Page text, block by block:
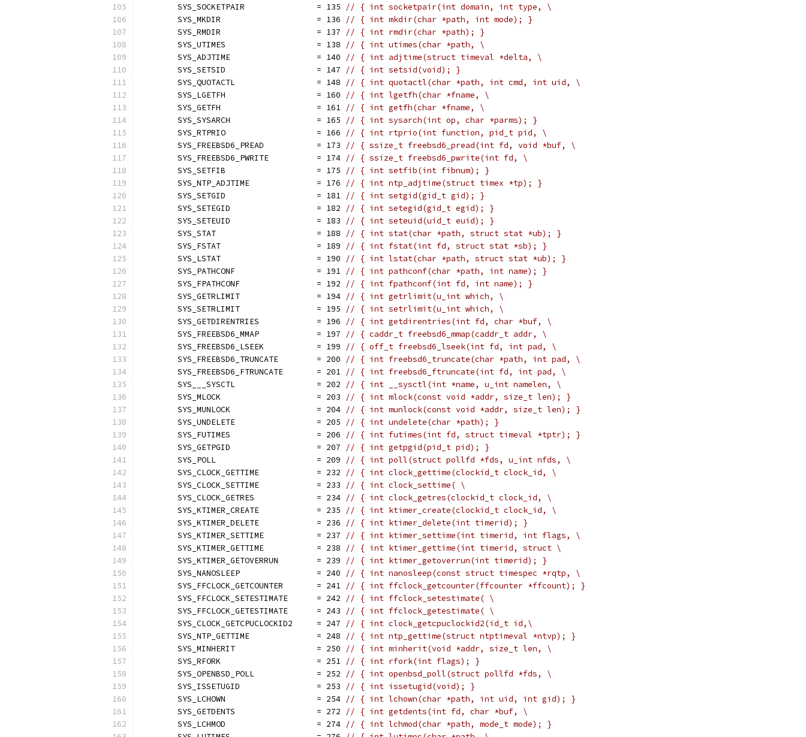
	SYS_SOCKETPAIR               = 135
// { int socketpair(int domain, int type, \
	SYS_MKDIR                    = 136
// { int mkdir(char *path, int mode); }
	SYS_RMDIR                    = 137
// { int rmdir(char *path); }
	SYS_UTIMES                   = 138
// { int utimes(char *path, \
	SYS_ADJTIME                  = 140
// { int adjtime(struct timeval *delta, \
	SYS_SETSID                   = 147
// { int setsid(void); }
	SYS_QUOTACTL                 = 148
// { int quotactl(char *path, int cmd, int uid, \
	SYS_LGETFH                   = 160
// { int lgetfh(char *fname, \
	SYS_GETFH                    = 161
// { int getfh(char *fname, \
	SYS_SYSARCH                  = 165
// { int sysarch(int op, char *parms); }
	SYS_RTPRIO                   = 166
// { int rtprio(int function, pid_t pid, \
	SYS_FREEBSD6_PREAD           = 173
// { ssize_t freebsd6_pread(int fd, void *buf, \
	SYS_FREEBSD6_PWRITE          = 174
// { ssize_t freebsd6_pwrite(int fd, \
	SYS_SETFIB                   = 175
// { int setfib(int fibnum); }
	SYS_NTP_ADJTIME              = 176
// { int ntp_adjtime(struct timex *tp); }
	SYS_SETGID                   = 181
// { int setgid(gid_t gid); }
	SYS_SETEGID                  = 182
// { int setegid(gid_t egid); }
	SYS_SETEUID                  = 183
// { int seteuid(uid_t euid); }
	SYS_STAT                     = 188
// { int stat(char *path, struct stat *ub); }
	SYS_FSTAT                    = 189
// { int fstat(int fd, struct stat *sb); }
	SYS_LSTAT                    = 190
// { int lstat(char *path, struct stat *ub); }
	SYS_PATHCONF                 = 191
// { int pathconf(char *path, int name); }
	SYS_FPATHCONF                = 192
// { int fpathconf(int fd, int name); }
	SYS_GETRLIMIT                = 194
// { int getrlimit(u_int which, \
	SYS_SETRLIMIT                = 195
// { int setrlimit(u_int which, \
	SYS_GETDIRENTRIES            = 196
// { int getdirentries(int fd, char *buf, \
	SYS_FREEBSD6_MMAP            = 197
// { caddr_t freebsd6_mmap(caddr_t addr, \
	SYS_FREEBSD6_LSEEK           = 199
// { off_t freebsd6_lseek(int fd, int pad, \
	SYS_FREEBSD6_TRUNCATE        = 200
// { int freebsd6_truncate(char *path, int pad, \
	SYS_FREEBSD6_FTRUNCATE       = 201
// { int freebsd6_ftruncate(int fd, int pad, \
	SYS___SYSCTL                 = 202
// { int __sysctl(int *name, u_int namelen, \
	SYS_MLOCK                    = 203
// { int mlock(const void *addr, size_t len); }
	SYS_MUNLOCK                  = 204
// { int munlock(const void *addr, size_t len); }
	SYS_UNDELETE                 = 205
// { int undelete(char *path); }
	SYS_FUTIMES                  = 206
// { int futimes(int fd, struct timeval *tptr); }
	SYS_GETPGID                  = 207
// { int getpgid(pid_t pid); }
	SYS_POLL                     = 209
// { int poll(struct pollfd *fds, u_int nfds, \
	SYS_CLOCK_GETTIME            = 232
// { int clock_gettime(clockid_t clock_id, \
	SYS_CLOCK_SETTIME            = 233
// { int clock_settime( \
	SYS_CLOCK_GETRES             = 234
// { int clock_getres(clockid_t clock_id, \
	SYS_KTIMER_CREATE            = 235
// { int ktimer_create(clockid_t clock_id, \
	SYS_KTIMER_DELETE            = 236
// { int ktimer_delete(int timerid); }
	SYS_KTIMER_SETTIME           = 237
// { int ktimer_settime(int timerid, int flags, \
	SYS_KTIMER_GETTIME           = 238
// { int ktimer_gettime(int timerid, struct \
	SYS_KTIMER_GETOVERRUN        = 239
// { int ktimer_getoverrun(int timerid); }
	SYS_NANOSLEEP                = 240
// { int nanosleep(const struct timespec *rqtp, \
	SYS_FFCLOCK_GETCOUNTER       = 241
// { int ffclock_getcounter(ffcounter *ffcount); }
	SYS_FFCLOCK_SETESTIMATE      = 242
// { int ffclock_setestimate( \
	SYS_FFCLOCK_GETESTIMATE      = 243
// { int ffclock_getestimate( \
	SYS_CLOCK_GETCPUCLOCKID2     = 247
// { int clock_getcpuclockid2(id_t id,\
	SYS_NTP_GETTIME              = 248
// { int ntp_gettime(struct ntptimeval *ntvp); }
	SYS_MINHERIT                 = 250
// { int minherit(void *addr, size_t len, \
	SYS_RFORK                    = 251
// { int rfork(int flags); }
	SYS_OPENBSD_POLL             = 252
// { int openbsd_poll(struct pollfd *fds, \
	SYS_ISSETUGID                = 253
// { int issetugid(void); }
	SYS_LCHOWN                   = 254
// { int lchown(char *path, int uid, int gid); }
	SYS_GETDENTS                 = 272
// { int getdents(int fd, char *buf, \
	SYS_LCHMOD                   = 274
// { int lchmod(char *path, mode_t mode); }